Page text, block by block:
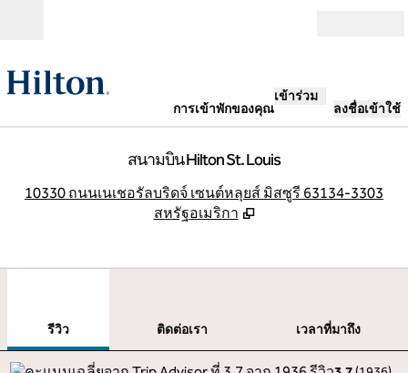
การเข้าพักของคุณ
เข้าร่วม
ลงชื่อเข้าใช้
สนามบิน Hilton St. Louis
10330 ถนนเนเชอรัลบริดจ์ เซนต์หลุยส์ มิสซูรี 63134-3303
สหรัฐอเมริกา
รีวิว ติดต่อเรา
เวลาที่มาถึง